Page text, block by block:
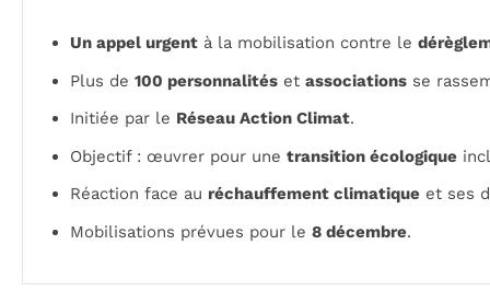
Un appel urgent à la mobilisation contre le
Plus de 100 personnalités et associations se
Initiée par le Réseau Action Climat.
Objectif : œuvrer pour une transition écologique
Réaction face au réchauffement climatique et ses
Mobilisations prévues pour le 8 décembre.